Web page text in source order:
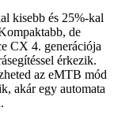
kisebb és 25%-kal
de
CX 4. generációja
érkezik.
az eMTB mód
akár egy automata